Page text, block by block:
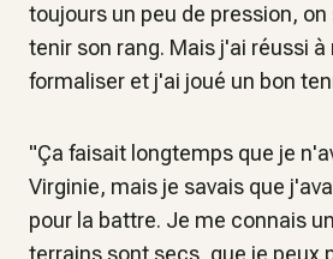
toujours un peu de pression,
tenir son rang. Mais j'ai réussi à
formaliser et j'ai joué un bon
"Ça faisait longtemps que je
Virginie, mais je savais que
pour la battre. Je me connais
terrains sont secs, que je peux